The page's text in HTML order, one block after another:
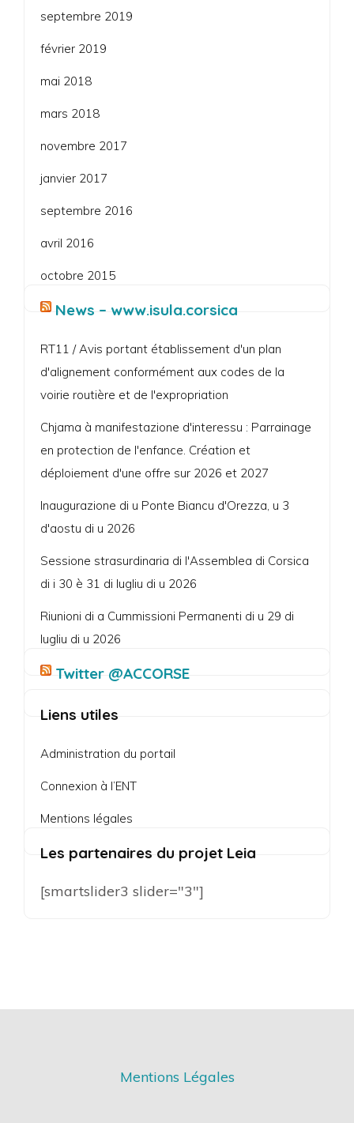
septembre 2019
février 2019
mai 2018
mars 2018
novembre 2017
janvier 2017
septembre 2016
avril 2016
octobre 2015
News – www.isula.corsica
RT11 / Avis portant établissement d'un plan
d'alignement conformément aux codes de la
voirie routière et de l'expropriation
Chjama à manifestazione d'interessu : Parrainage
en protection de l'enfance. Création et
déploiement d'une offre sur 2026 et 2027
Inaugurazione di u Ponte Biancu d'Orezza, u 3
d'aostu di u 2026
Sessione strasurdinaria di l'Assemblea di Corsica
di i 30 è 31 di lugliu di u 2026
Riunioni di a Cummissioni Permanenti di u 29 di
lugliu di u 2026
Twitter @ACCORSE
Liens utiles
Administration du portail
Connexion à l’ENT
Mentions légales
Les partenaires du projet Leia
[smartslider3 slider="3"]
Mentions Légales